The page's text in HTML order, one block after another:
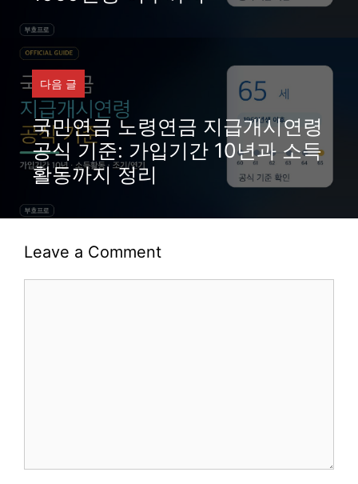
다음 글
국민연금 노령연금 지급개시연령
공식 기준: 가입기간 10년과 소득
활동까지 정리
Leave a Comment